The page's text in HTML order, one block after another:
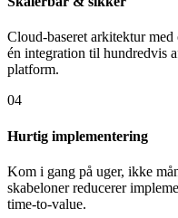
Cloud-baseret arkitektur
én integration til hundredvis
platform.
04
Hurtig implementering
Kom i gang på uger, ikke
skabeloner reducerer
time-to-value.